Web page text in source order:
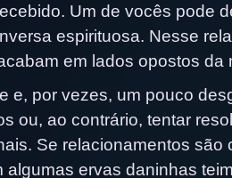
Um de vocês pode
espirituosa. Nesse
em lados opostos da
e, por vezes, um pouco
ou, ao contrário, tentar
Se relacionamentos
algumas ervas daninhas